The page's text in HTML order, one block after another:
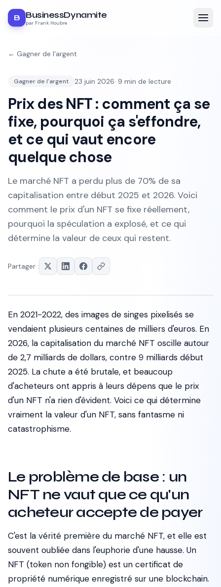
B BusinessDynamite
par Frank Houbre
← Gagner de l'argent
Gagner de l'argent 23 juin 2026· 9 min de lecture
Prix des NFT : comment ça se
fixe, pourquoi ça s'effondre,
et ce qui vaut encore
quelque chose
Le marché NFT a perdu plus de 70% de sa
capitalisation entre début 2025 et 2026. Voici
comment le prix d'un NFT se fixe réellement,
pourquoi la spéculation a explosé, et ce qui
détermine la valeur de ceux qui restent.
Partager :
En 2021-2022, des images de singes pixelisés se
vendaient plusieurs centaines de milliers d'euros. En
2026, la capitalisation du marché NFT oscille autour
de 2,7 milliards de dollars, contre 9 milliards début
2025. La chute a été brutale, et beaucoup
d'acheteurs ont appris à leurs dépens que le prix
d'un NFT n'a rien d'évident. Voici ce qui détermine
vraiment la valeur d'un NFT, sans fantasme ni
catastrophisme.
Le problème de base : un
NFT ne vaut que ce qu'un
acheteur accepte de payer
C'est la vérité première du marché NFT, et elle est
souvent oubliée dans l'euphorie d'une hausse. Un
NFT (token non fongible) est un certificat de
propriété numérique enregistré sur une blockchain.